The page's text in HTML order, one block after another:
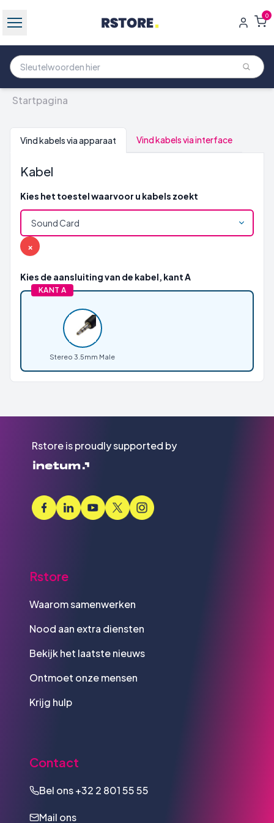
0
Startpagina
Vind kabels via apparaat Vind kabels via interface
Kabel
Kies het toestel waarvoor u kabels zoekt
×
Kies de aansluiting van de kabel, kant A
KANT A
Stereo 3.5mm Male
Rstore is proudly supported by
Rstore
Waarom samenwerken
Nood aan extra diensten
Bekijk het laatste nieuws
Ontmoet onze mensen
Krijg hulp
Contact
Bel ons+32 2 801 55 55
Mail ons